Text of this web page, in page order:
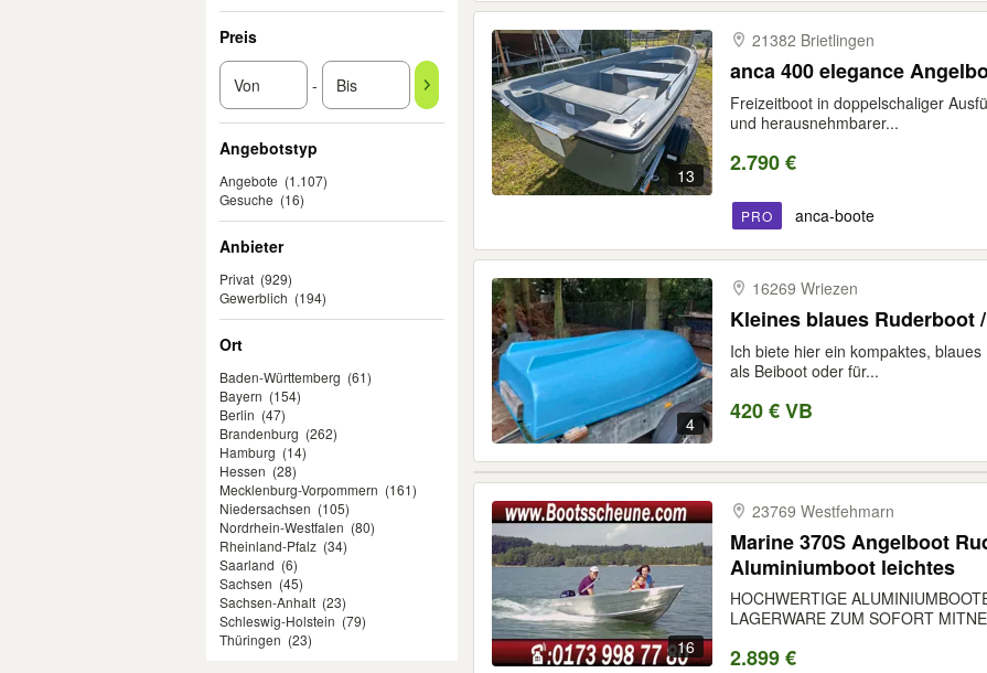
Preis
-
Angebotstyp
Angebote (1.107)
Gesuche (16)
Anbieter
Privat (929)
Gewerblich (194)
Ort
Baden-Württemberg (61)
Bayern (154)
Berlin (47)
Brandenburg (262)
Hamburg (14)
Hessen (28)
Mecklenburg-Vorpommern (161)
Niedersachsen (105)
Nordrhein-Westfalen (80)
Rheinland-Pfalz (34)
Saarland (6)
Sachsen (45)
Sachsen-Anhalt (23)
Schleswig-Holstein (79)
Thüringen (23)
13
21382 Brietlingen
anca 400 elegance
Freizeitboot in doppelschaliger
und herausnehmbarer...
2.790 €
PRO anca-boote
4
16269 Wriezen
Kleines blaues Ruderboot
Ich biete hier ein kompaktes,
als Beiboot oder für...
420 € VB
16
23769 Westfehmarn
Marine 370S Angelboot
Aluminiumboot leichtes
HOCHWERTIGE
LAGERWARE ZUM SOFORT
2.899 €